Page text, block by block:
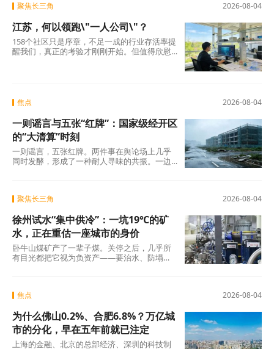
2026-08-04
聚焦长三角
江苏，何以领跑\"一人公司\"？
158个社区只是序章，不足一成的行业存活率提
醒我们，真正的考验才刚刚开始。但值得欣慰
2026-08-04
焦点
一则谣言与五张“红牌”：国家级经开区
的“大清算”时刻
一则谣言，五张红牌。两件事在舆论场上几乎
同时发酵，形成了一种耐人寻味的共振。一边
2026-08-04
聚焦长三角
徐州试水“集中供冷”：一坑19℃的矿
水，正在重估一座城市的身价
卧牛山煤矿产了一辈子煤。关停之后，几乎所
有目光都把它视为负资产——要治水、防塌
2026-08-04
焦点
为什么佛山0.2%、合肥6.8%？万亿城
市的分化，早在五年前就已注定
上海的金融、北京的总部经济、深圳的科技制